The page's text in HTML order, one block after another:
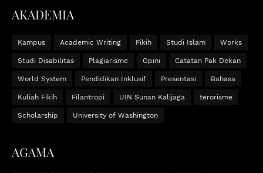
AKADEMIA
Kampus Academic Writing Fikih Studi Islam Works
Studi Disabilitas Plagiarisme Opini Catatan Pak Dekan
World System Pendidikan Inklusif Presentasi Bahasa
Kuliah Fikih Filantropi UIN Sunan Kalijaga terorisme
Scholarship University of Washington
AGAMA